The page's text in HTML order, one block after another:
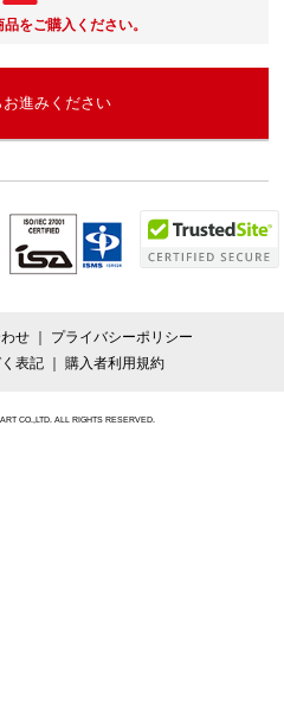
をご購入ください。
進みください
せ
プライバシーポリシー
表記
購入者利用規約
CO.,LTD. ALL RIGHTS RESERVED.